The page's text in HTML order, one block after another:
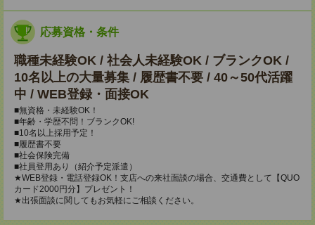
応募資格・条件
職種未経験OK / 社会人未経験OK / ブランクOK /
10名以上の大量募集 / 履歴書不要 / 40～50代活躍
中 / WEB登録・面接OK
■無資格・未経験OK！
■年齢・学歴不問！ブランクOK!
■10名以上採用予定！
■履歴書不要
■社会保険完備
■社員登用あり（紹介予定派遣）
★WEB登録・電話登録OK！支店への来社面談の場合、交通費として【QUO
カード2000円分】プレゼント！
★出張面談に関してもお気軽にご相談ください。